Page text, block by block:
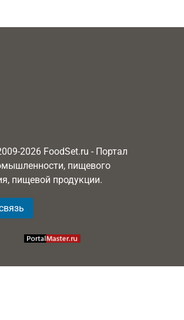
2026 FoodSet.ru - Портал
пищевого
пищевой продукции.